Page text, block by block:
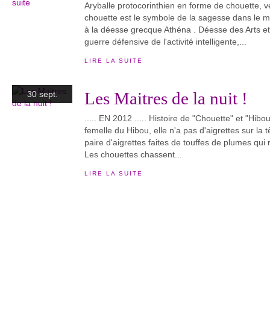
Aryballe protocorinthien en forme de chouette,
chouette est le symbole de la sagesse dans le
à la déesse grecque Athéna . Déesse des Arts
guerre défensive de l'activité intelligente,...
LIRE LA SUITE
30 sept. Les Maitres de la nuit !
..... EN 2012 ..... Histoire de "Chouette" et
femelle du Hibou, elle n'a pas d'aigrettes sur la
paire d'aigrettes faites de touffes de plumes qui
Les chouettes chassent...
LIRE LA SUITE